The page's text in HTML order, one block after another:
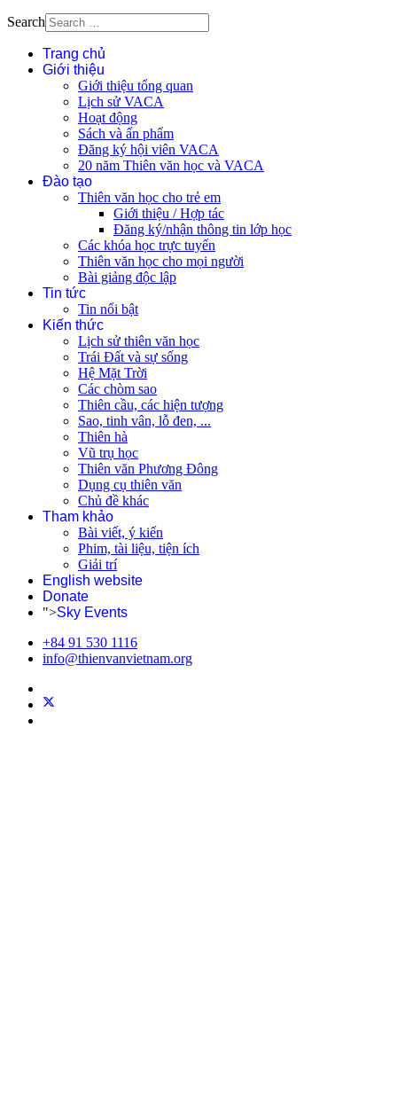
Search
Trang chủ
Giới thiệu
Giới thiệu tổng quan
Lịch sử VACA
Hoạt động
Sách và ấn phẩm
Đăng ký hội viên VACA
20 năm Thiên văn học và VACA
Đào tạo
Thiên văn học cho trẻ em
Giới thiệu / Hợp tác
Đăng ký/nhận thông tin lớp học
Các khóa học trực tuyến
Thiên văn học cho mọi người
Bài giảng độc lập
Tin tức
Tin nổi bật
Kiến thức
Lịch sử thiên văn học
Trái Đất và sự sống
Hệ Mặt Trời
Các chòm sao
Thiên cầu, các hiện tượng
Sao, tinh vân, lỗ đen, ...
Thiên hà
Vũ trụ học
Thiên văn Phương Đông
Dụng cụ thiên văn
Chủ đề khác
Tham khảo
Bài viết, ý kiến
Phim, tài liệu, tiện ích
Giải trí
English website
Donate
">Sky Events
+84 91 530 1116
info@thienvanvietnam.org